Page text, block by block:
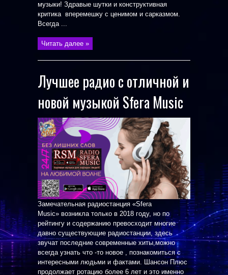
музыки! Здравые шутки и конструктивная
критика вперемешку с ценимом и сарказмом.
Всегда ...
Читать далее »
Лучшее радио с отличной и
новой музыкой Sfera Music
Замечательная радиостанция «Sfera
Music» возникла только в 2018 году, но по
рейтингу и содержанию превосходит многие
давно существующие радиостанции, здесь
звучат последние современные хиты,можно
всегда узнать что -то новое , познакомиться с
интересными людьми и фактами. Шансон Плюс
продолжает ротацию более 6 лет и это именно